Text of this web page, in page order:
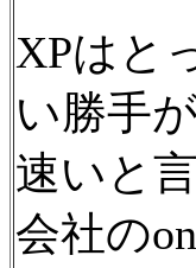
XPはと
い勝手
速いと
会社の